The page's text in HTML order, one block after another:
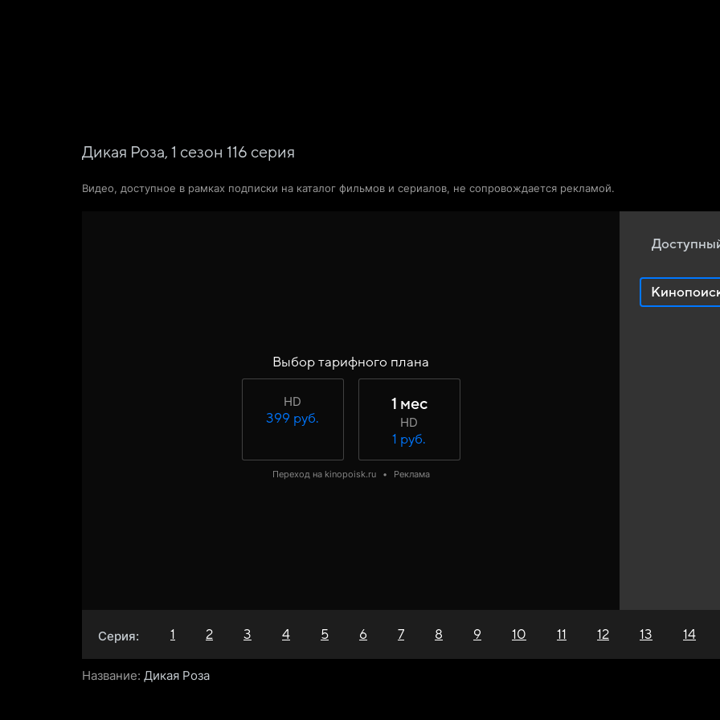
Дикая Роза, 1 сезон 116 серия
Видео, доступное в рамках подписки на каталог фильмов и сериалов, не сопровождается рекламой.
Выбор тарифного плана
HD
399 руб.
1 мес
HD
1 руб.
Переход на kinopoisk.ru • Реклама
Серия: 1 2 3 4 5 6 7 8 9 10 11 12 13 14
Название: Дикая Роза